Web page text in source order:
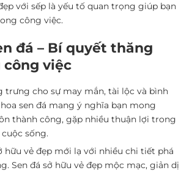
với sếp là yếu tố quan trọng giúp bạn
công việc.
đá – Bí quyết thăng
việc
trưng cho sự may mắn, tài lộc và bình
sen đá mang ý nghĩa bạn mong
thành công, gặp nhiều thuận lợi trong
sống.
hữu vẻ đẹp mới lạ với nhiều chi tiết phá
Sen đá sở hữu vẻ đẹp mộc mạc, giản dị